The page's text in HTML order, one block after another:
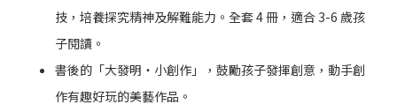
技，培養探究精神及解難能力。全套 4 冊，適合 3-6 歲孩
子閱讀。
書後的「大發明‧小創作」，鼓勵孩子發揮創意，動手創
作有趣好玩的美藝作品。